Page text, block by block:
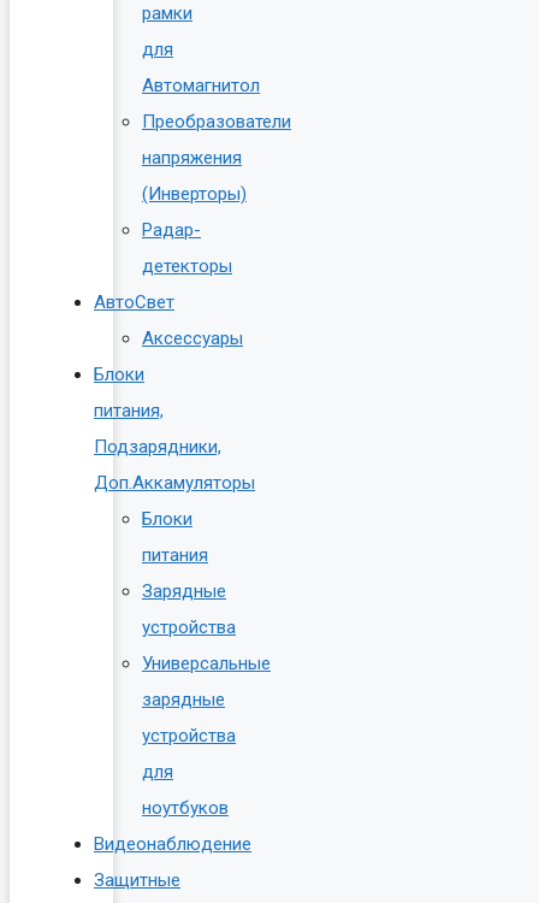
рамки
для
Автомагнитол
Преобразователи
напряжения
(Инверторы)
Радар-
детекторы
АвтоСвет
Аксессуары
Блоки
питания,
Подзарядники,
Доп.Аккамуляторы
Блоки
питания
Зарядные
устройства
Универсальные
зарядные
устройства
для
ноутбуков
Видеонаблюдение
Защитные